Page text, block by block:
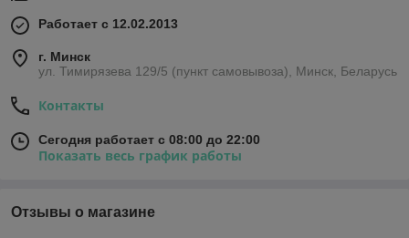
Работает с 12.02.2013
г. Минск
ул. Тимирязева 129/5 (пункт самовывоза), Минск, Беларусь
Контакты
Сегодня работает с 08:00 до 22:00
Показать весь график работы
Отзывы о магазине